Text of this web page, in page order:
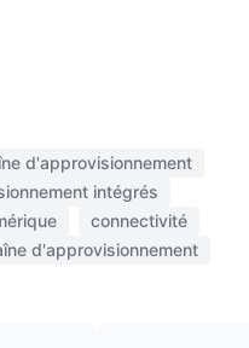
d'approvisionnement
intégrés
connectivité
d'approvisionnement